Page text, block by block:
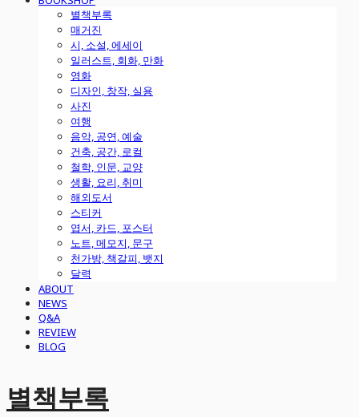
별책부록
매거진
시, 소설, 에세이
일러스트, 회화, 만화
영화
디자인, 창작, 실용
사진
여행
음악, 공연, 예술
건축, 공간, 로컬
철학, 인문, 교양
생활, 요리, 취미
해외도서
스티커
엽서, 카드, 포스터
노트, 메모지, 문구
천가방, 책갈피, 뱃지
달력
ABOUT
NEWS
Q&A
REVIEW
BLOG
별책부록